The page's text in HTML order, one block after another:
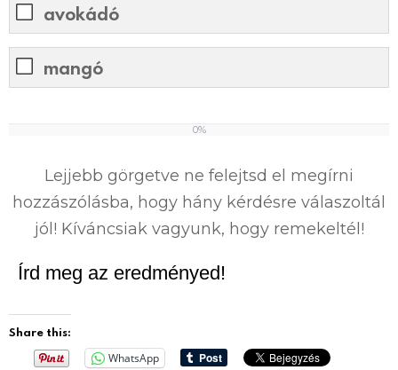
avokádó
mangó
0%
Lejjebb görgetve ne felejtsd el megírni
hozzászólásba, hogy hány kérdésre válaszoltál
jól! Kíváncsiak vagyunk, hogy remekeltél!
Írd meg az eredményed!
Share this:
WhatsApp